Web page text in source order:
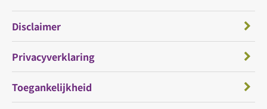
Disclaimer
Privacyverklaring
Toegankelijkheid